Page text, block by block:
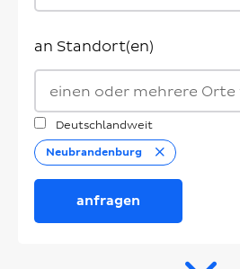
an Standort(en)
Deutschlandweit
Neubrandenburg
Entfernen
anfragen